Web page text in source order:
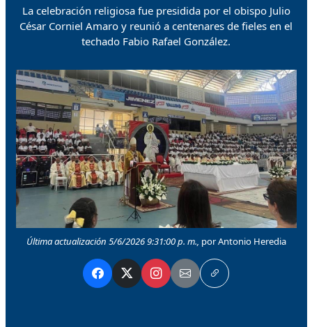
La celebración religiosa fue presidida por el obispo Julio
César Corniel Amaro y reunió a centenares de fieles en el
techado Fabio Rafael González.
Última actualización 5/6/2026 9:31:00 p. m., por Antonio Heredia